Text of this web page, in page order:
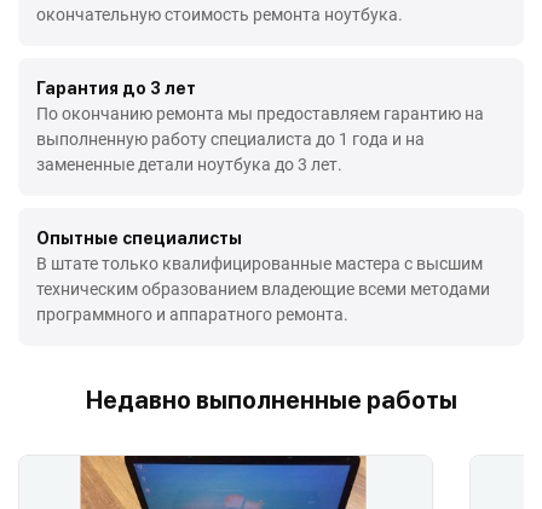
окончательную стоимость ремонта ноутбука.
Гарантия до 3 лет
По окончанию ремонта мы предоставляем гарантию на
выполненную работу специалиста до 1 года и на
замененные детали ноутбука до 3 лет.
Опытные специалисты
В штате только квалифицированные мастера с высшим
техническим образованием владеющие всеми методами
программного и аппаратного ремонта.
Недавно выполненные работы